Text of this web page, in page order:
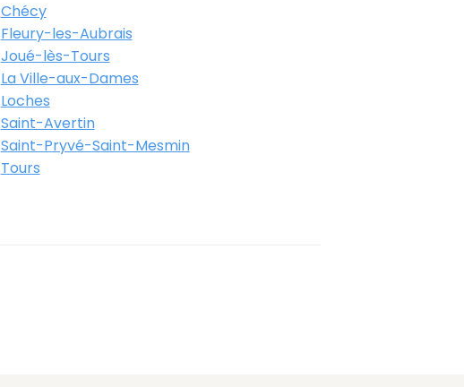
Chécy
Fleury-les-Aubrais
Joué-lès-Tours
La Ville-aux-Dames
Loches
Saint-Avertin
Saint-Pryvé-Saint-Mesmin
Tours